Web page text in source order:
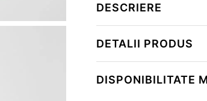
DESCRIERE
DETALII PRODUS
DISPONIBILITATE